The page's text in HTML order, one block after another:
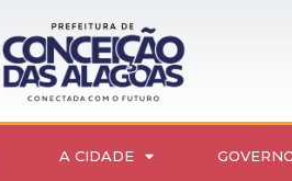
A CIDADE